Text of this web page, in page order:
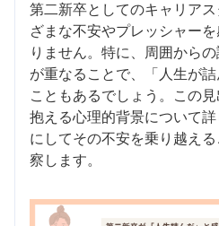
第二新卒としてのキャリア
ざまな不安やプレッシャー
りません。特に、周囲から
が重なることで、「人生が
こともあるでしょう。この
抱える心理的背景について
にしてその不安を乗り越え
察します。